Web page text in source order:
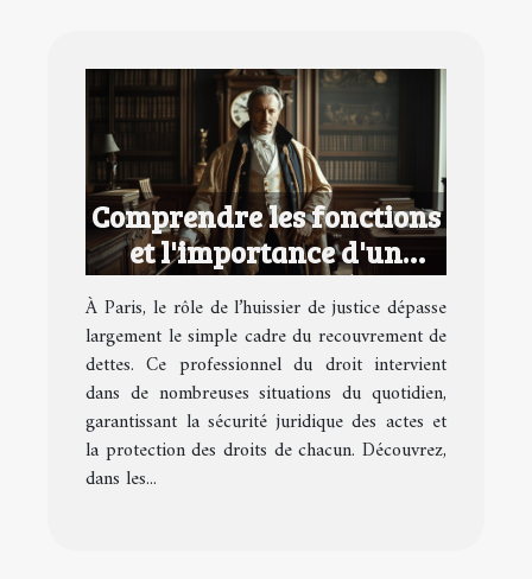
Comprendre les fonctions
et l'importance d'un
huissier de justice à Paris
À Paris, le rôle de l’huissier de justice dépasse
largement le simple cadre du recouvrement de
dettes. Ce professionnel du droit intervient
dans de nombreuses situations du quotidien,
garantissant la sécurité juridique des actes et
la protection des droits de chacun. Découvrez,
dans les...